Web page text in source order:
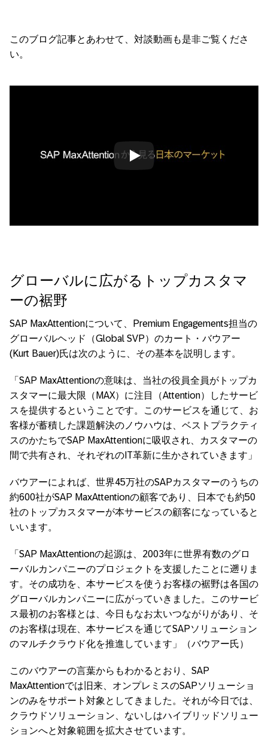
このブログ記事とあわせて、対談動画も是非ご覧くださ
い。
グローバルに広がるトップカスタマ
ーの裾野
SAP MaxAttentionについて、Premium Engagements担当の
グローバルヘッド（Global SVP）のカート・バウアー
(Kurt Bauer)氏は次のように、その基本を説明します。
「SAP MaxAttentionの意味は、当社の役員全員がトップカ
スタマーに最大限（MAX）に注目（Attention）したサービ
スを提供するということです。このサービスを通じて、お
客様が蓄積した課題解決のノウハウは、ベストプラクティ
スのかたちでSAP MaxAttentionに吸収され、カスタマーの
間で共有され、それぞれのIT革新に生かされていきます」
バウアーによれば、世界45万社のSAPカスタマーのうちの
約600社がSAP MaxAttentionの顧客であり、日本でも約50
社のトップカスタマーが本サービスの顧客になっていると
いいます。
「SAP MaxAttentionの起源は、2003年に世界有数のグロ
ーバルカンパニーのプロジェクトを支援したことに遡りま
す。その成功を、本サービスを使うお客様の裾野は各国の
グローバルカンパニーに広がっていきました。このサービ
ス最初のお客様とは、今日もなお太いつながりがあり、そ
のお客様は現在、本サービスを通じてSAPソリューション
のマルチクラウド化を推進しています」（バウアー氏）
このバウアーの言葉からもわかるとおり、SAP
MaxAttentionでは旧来、オンプレミスのSAPソリューショ
ンのみをサポート対象としてきました。それが今日では、
クラウドソリューション、ないしはハイブリッドソリュー
ションへと対象範囲を拡大させています。